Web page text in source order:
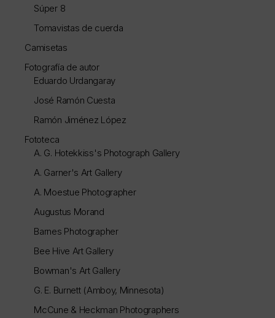
Súper 8
Tomavistas de cuerda
Camisetas
Fotografía de autor
Eduardo Urdangaray
José Ramón Cuesta
Ramón Jiménez López
Fototeca
A. G. Hotekkiss's Photograph Gallery
A. Garner's Art Gallery
A. Moestue Photographer
Augustus Morand
Barnes Photographer
Bee Hive Art Gallery
Bowman's Art Gallery
G. E. Burnett (Amboy, Minnesota)
McCune & Heckman Photographers